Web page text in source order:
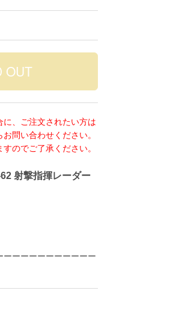
、ご注文されたい方は
問い合わせください。
のでご了承ください。
射撃指揮レーダー
ーーーーーーーーーー